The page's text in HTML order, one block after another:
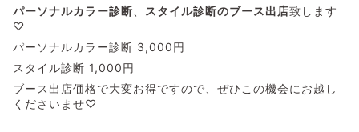
パーソナルカラー診断
スタイル診断のブース出店致します
♡
パーソナルカラー診断 3,000円
スタイル診断 1,000円
ブース出店価格で大変お得ですので、ぜひこの機会にお越し
くださいませ♡